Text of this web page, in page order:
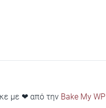
με ❤ από την Bake My WP